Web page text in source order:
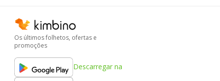
Os últimos folhetos, ofertas e
promoções
Descarregar na